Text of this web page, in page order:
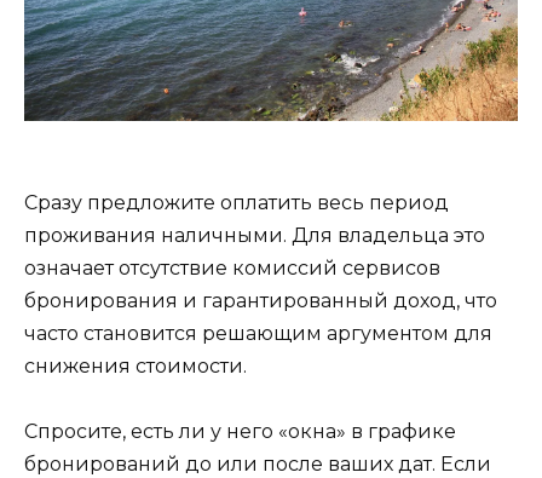
Сразу предложите оплатить весь период
проживания наличными. Для владельца это
означает отсутствие комиссий сервисов
бронирования и гарантированный доход, что
часто становится решающим аргументом для
снижения стоимости.
Спросите, есть ли у него «окна» в графике
бронирований до или после ваших дат. Если